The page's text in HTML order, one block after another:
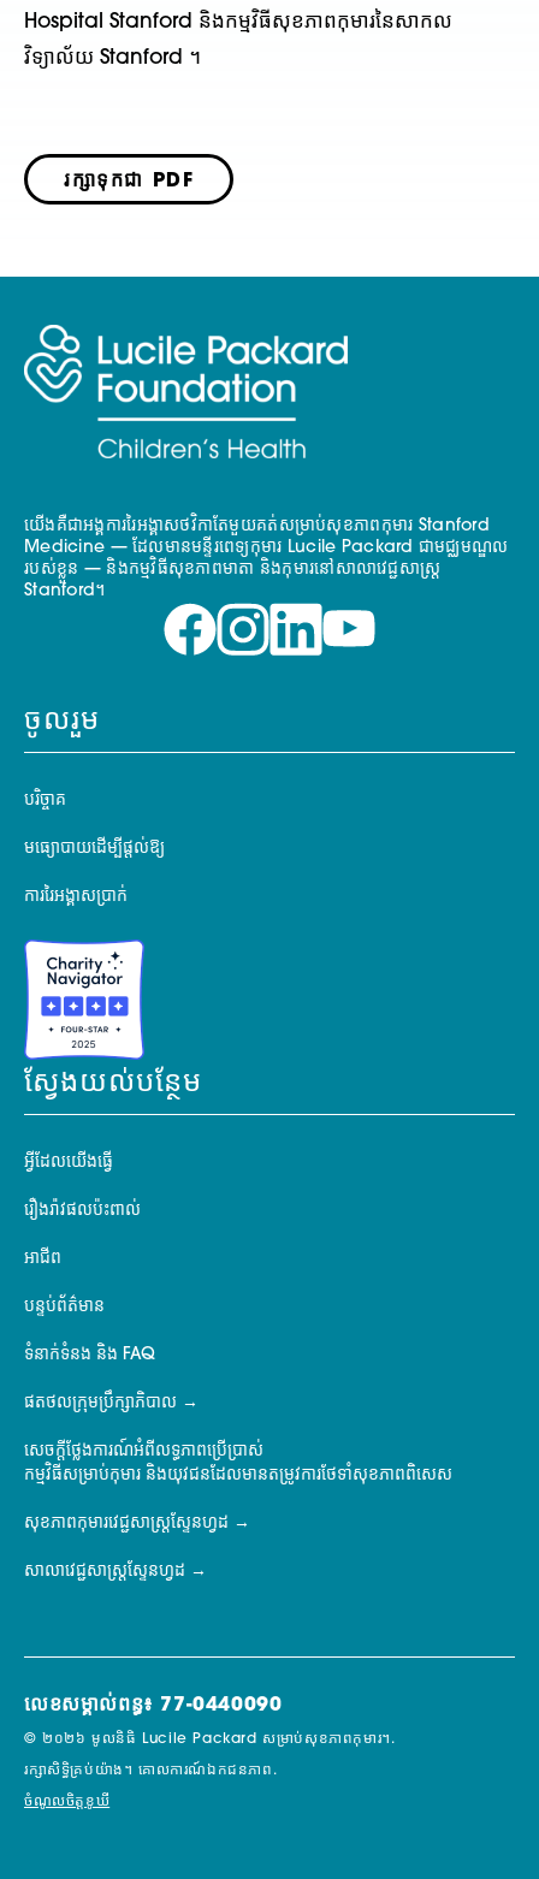
Hospital Stanford និងកម្មវិធីសុខភាពកុមារនៃសាកល
វិទ្យាល័យ Stanford ។
រក្សាទុកជា PDF
យើងគឺជាអង្គការរៃអង្គាសថវិកាតែមួយគត់សម្រាប់សុខភាពកុមារ Stanford
Medicine — ដែលមានមន្ទីរពេទ្យកុមារ Lucile Packard ជាមជ្ឈមណ្ឌល
របស់ខ្លួន — និងកម្មវិធីសុខភាពមាតា និងកុមារនៅសាលាវេជ្ជសាស្ត្រ
Stanford។
ចូលរួម
បរិច្ចាគ
មធ្យោបាយដើម្បីផ្តល់ឱ្យ
ការរៃអង្គាសប្រាក់
ស្វែងយល់បន្ថែម
អ្វីដែលយើងធ្វើ
រឿងរ៉ាវផលប៉ះពាល់
អាជីព
បន្ទប់ព័ត៌មាន
ទំនាក់ទំនង និង FAQ
ផតថលក្រុមប្រឹក្សាភិបាល
សេចក្តីថ្លែងការណ៍អំពីលទ្ធភាពប្រើប្រាស់
កម្មវិធីសម្រាប់កុមារ និងយុវជនដែលមានតម្រូវការថែទាំសុខភាពពិសេស
សុខភាពកុមារវេជ្ជសាស្ត្រស្ទែនហ្វដ
សាលាវេជ្ជសាស្ត្រស្ទែនហ្វដ
លេខសម្គាល់ពន្ធ៖ 77-0440090
© ២០២៦ មូលនិធិ Lucile Packard សម្រាប់សុខភាពកុមារ។.
រក្សាសិទ្ធិគ្រប់យ៉ាង។ គោលការណ៍ឯកជនភាព.
ចំណូលចិត្តខូឃី